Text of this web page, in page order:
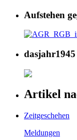
Aufstehen
dasjahr1945
Artikel
Zeitgeschehen
Meldungen